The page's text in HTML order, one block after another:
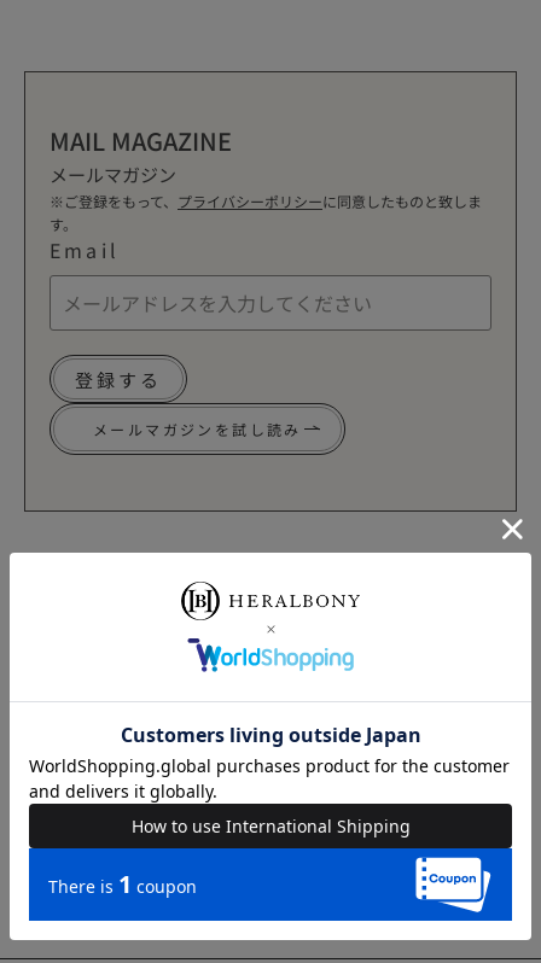
MAIL MAGAZINE
メールマガジン
※ご登録をもって、 プライバシーポリシーに同意したものと致しま
す。
Email
登録する
メールマガジンを試し読み
ヘラルボニーは、B Corpという社会的および環境的なインパクトに
ついて高い基準を満たすグローバルなビジネスコミュニティの一員
です。
インクルーシブかつ公平でリジェネラティブな経済のためのグロー
バルムーブメントをリードする企業に位置づけられています。